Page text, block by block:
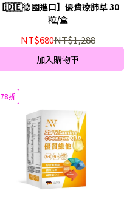
【🇩🇪德國進口】優費療肺草 30
粒/盒
NT$680NT$1,288
加入購物車
78折